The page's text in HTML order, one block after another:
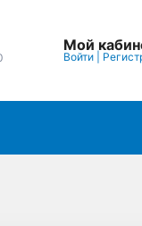
Мой
Войти|